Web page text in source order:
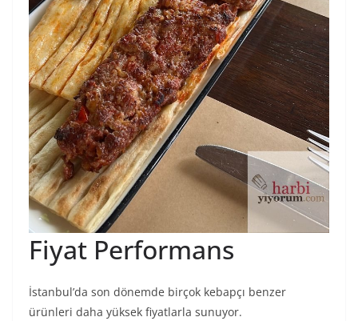
Fiyat Performans
İstanbul’da son dönemde birçok kebapçı benzer
ürünleri daha yüksek fiyatlarla sunuyor.